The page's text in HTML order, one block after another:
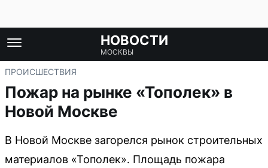
НОВОСТИ
МОСКВЫ
ПРОИСШЕСТВИЯ
Пожар на рынке «Тополек» в
Новой Москве
В Новой Москве загорелся рынок строительных
материалов «Тополек». Площадь пожара